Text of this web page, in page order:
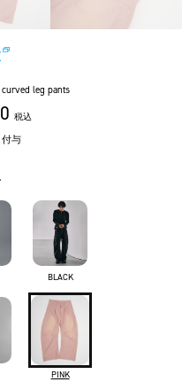
leg pants
税込
与
BLACK
PINK